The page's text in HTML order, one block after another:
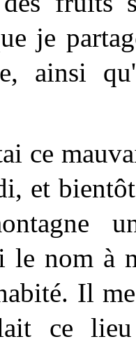
je
ainsi
ce
et
le nom à
Il
ce